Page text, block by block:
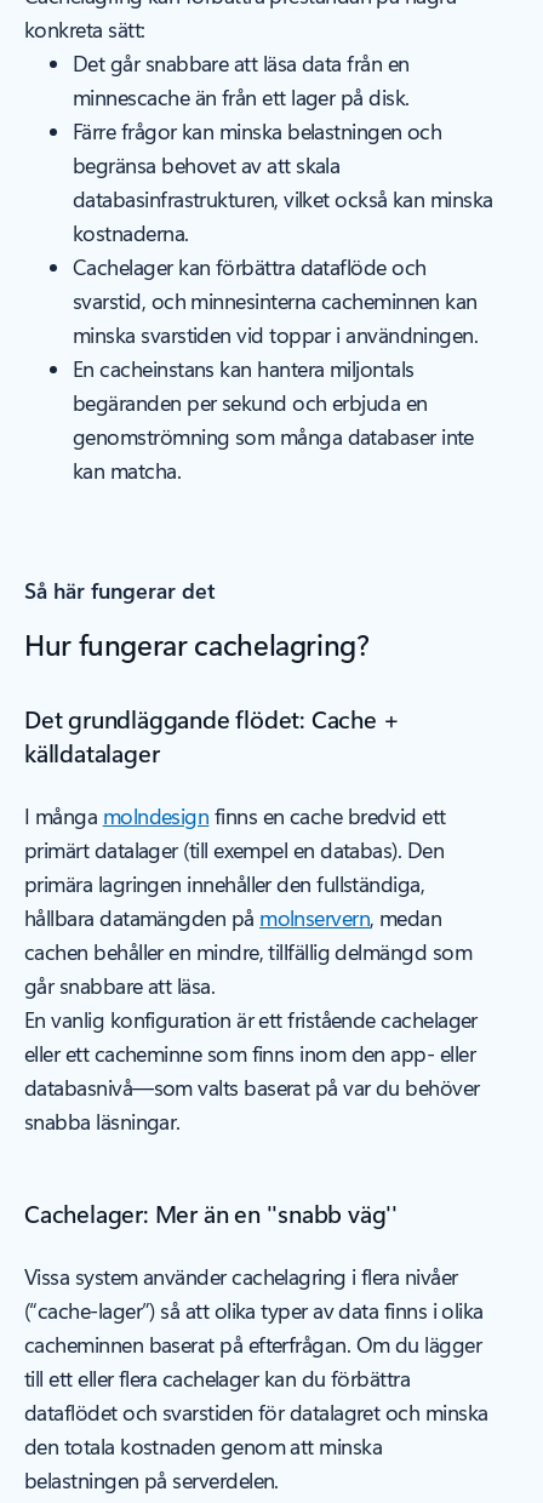
konkreta sätt:
Det går snabbare att läsa data från en
minnescache än från ett lager på disk.
Färre frågor kan minska belastningen och
begränsa behovet av att skala
databasinfrastrukturen, vilket också kan minska
kostnaderna.
Cachelager kan förbättra dataflöde och
svarstid, och minnesinterna cacheminnen kan
minska svarstiden vid toppar i användningen.
En cacheinstans kan hantera miljontals
begäranden per sekund och erbjuda en
genomströmning som många databaser inte
kan matcha.
Så här fungerar det
Hur fungerar cachelagring?
Det grundläggande flödet: Cache +
källdatalager
I många molndesign finns en cache bredvid ett
primärt datalager (till exempel en databas). Den
primära lagringen innehåller den fullständiga,
hållbara datamängden på molnservern, medan
cachen behåller en mindre, tillfällig delmängd som
går snabbare att läsa.
En vanlig konfiguration är ett fristående cachelager
eller ett cacheminne som finns inom den app- eller
databasnivå—som valts baserat på var du behöver
snabba läsningar.
Cachelager: Mer än en ''snabb väg''
Vissa system använder cachelagring i flera nivåer
(“cache-lager”) så att olika typer av data finns i olika
cacheminnen baserat på efterfrågan. Om du lägger
till ett eller flera cachelager kan du förbättra
dataflödet och svarstiden för datalagret och minska
den totala kostnaden genom att minska
belastningen på serverdelen.